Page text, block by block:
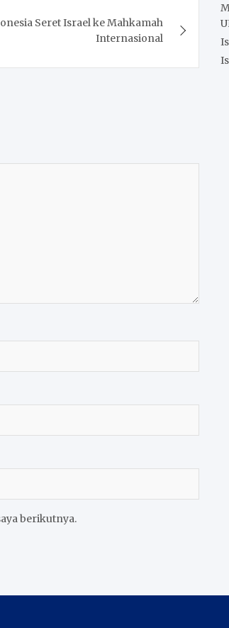
Seret Israel ke Mahkamah
Internasional
berikutnya.